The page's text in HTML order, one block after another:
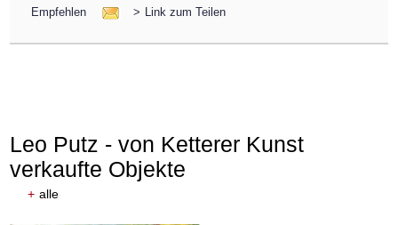
Empfehlen > Link zum Teilen
Leo Putz - von Ketterer Kunst
verkaufte Objekte
+ alle